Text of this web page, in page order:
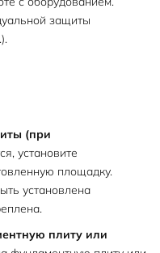
защиты
(при
установите
площадку.
установлена
плиту или